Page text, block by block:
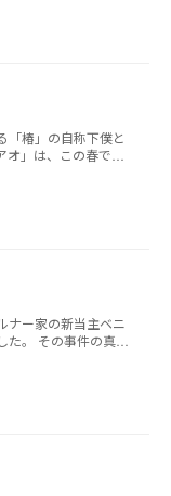
間に生涯を捧ぐ僕
（りょく）・青
七国に割れ、終わ
王は唯ひとり、幻
夜華間は
落栗（おちぐり）色
される夜華間を、
幼くして"蟲無し
鎌（すいれん）の
るためには、華界の
、七神の許しを得ね
「椿」の自称下僕と
」は、この春で高
道。不可能と知り
続けるべきなの
ナー家の新当主ベニ
。 その事件の真相
す。 従兵であるヨ
騎士団を揺るがす